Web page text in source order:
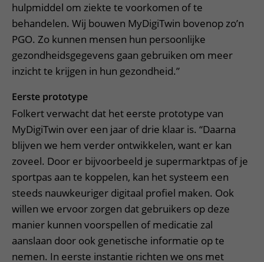
hulpmiddel om ziekte te voorkomen of te
behandelen. Wij bouwen MyDigiTwin bovenop zo’n
PGO. Zo kunnen mensen hun persoonlijke
gezondheidsgegevens gaan gebruiken om meer
inzicht te krijgen in hun gezondheid.”
Eerste prototype
Folkert verwacht dat het eerste prototype van
MyDigiTwin over een jaar of drie klaar is. “Daarna
blijven we hem verder ontwikkelen, want er kan
zoveel. Door er bijvoorbeeld je supermarktpas of je
sportpas aan te koppelen, kan het systeem een
steeds nauwkeuriger digitaal profiel maken. Ook
willen we ervoor zorgen dat gebruikers op deze
manier kunnen voorspellen of medicatie zal
aanslaan door ook genetische informatie op te
nemen. In eerste instantie richten we ons met